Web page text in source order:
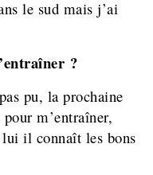
le sud mais j’ai
?
pu, la prochaine
m’entraîner,
il connaît les bons